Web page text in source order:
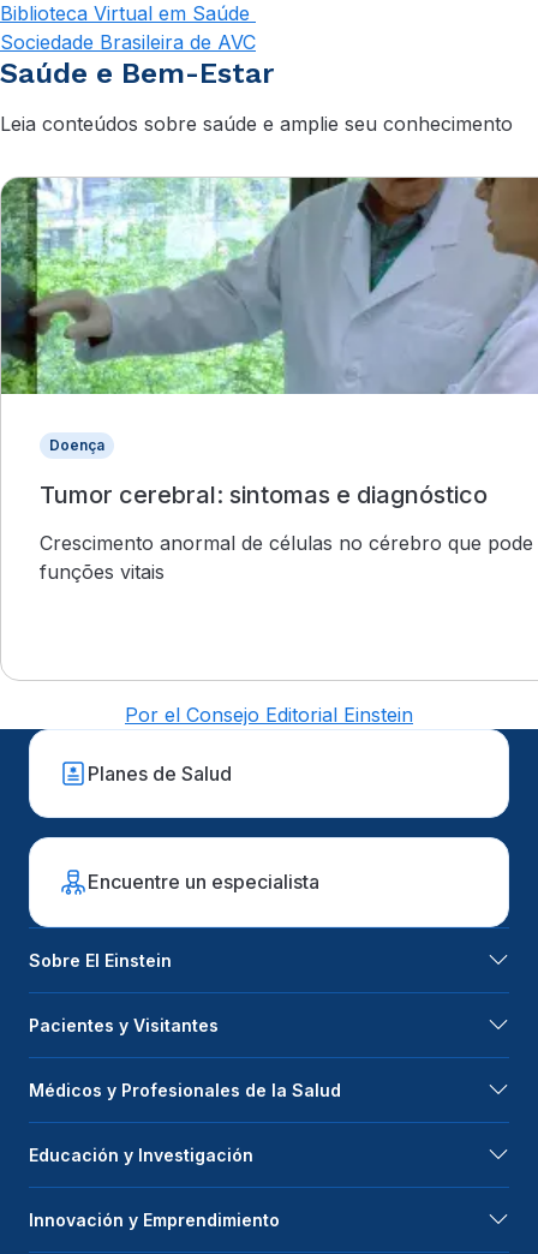
Biblioteca Virtual em Saúde
Sociedade Brasileira de AVC
Saúde e Bem-Estar
Leia conteúdos sobre saúde e amplie seu conhecimento
Doença
Tumor cerebral: sintomas e diagnóstico
Crescimento anormal de células no cérebro que
funções vitais
Por el Consejo Editorial Einstein
Planes de Salud
Encuentre un especialista
Sobre El Einstein
Pacientes y Visitantes
Médicos y Profesionales de la Salud
Educación y Investigación
Innovación y Emprendimiento